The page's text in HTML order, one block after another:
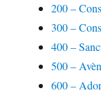
200 –
300 –
400 –
500 –
600 –